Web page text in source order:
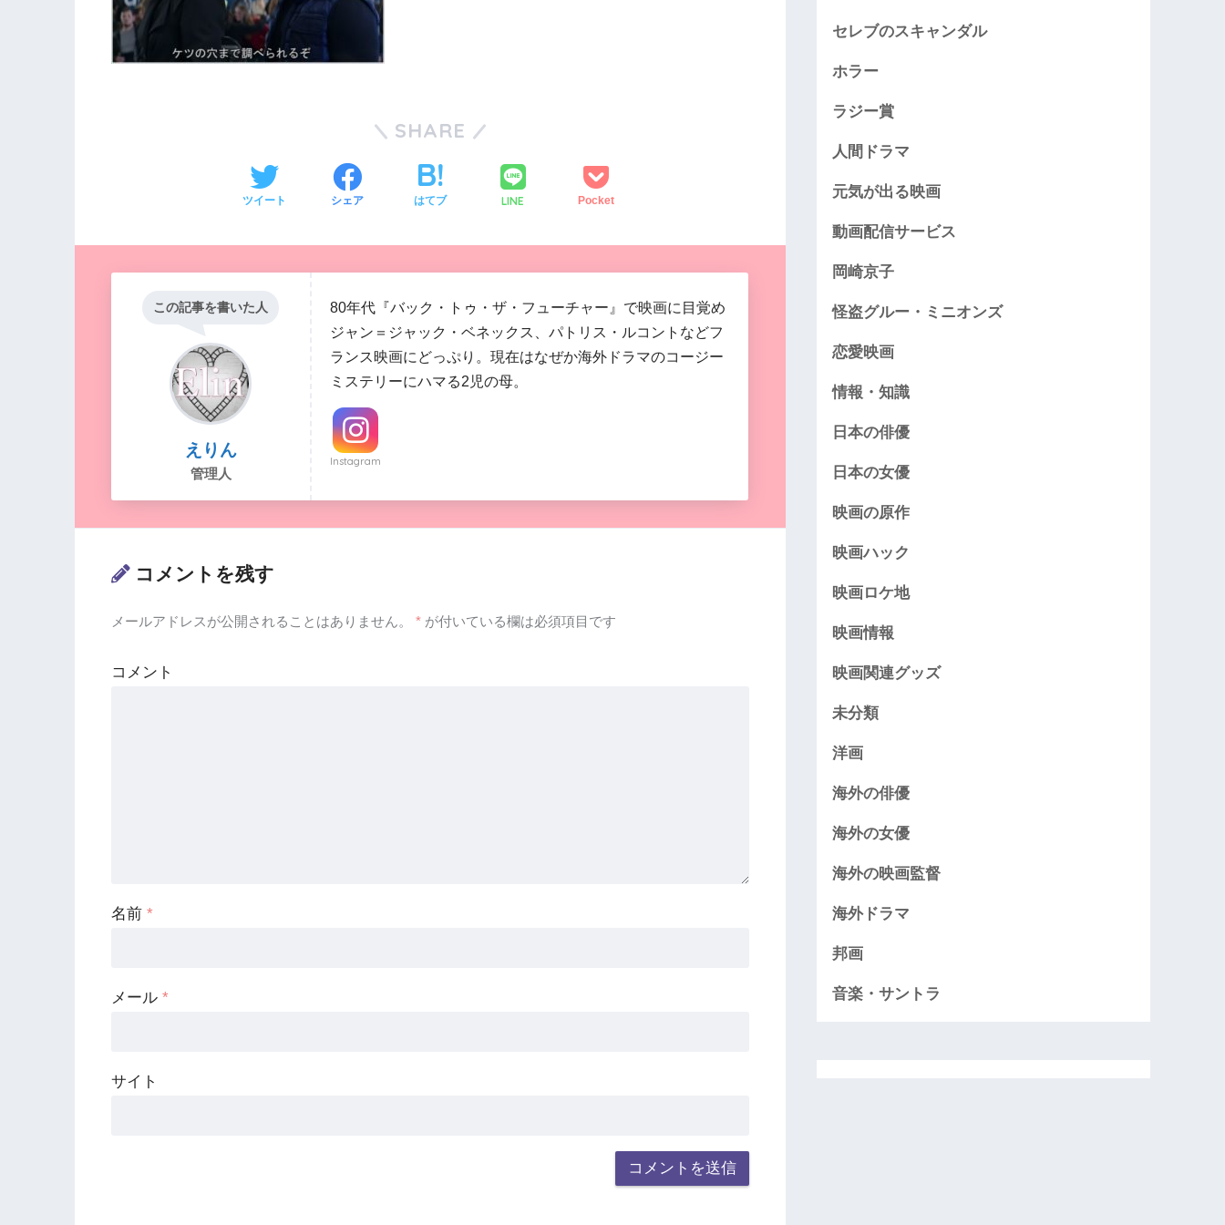
SHARE
ツイート シェア はてブ LINE Pocket
この記事を書いた人
えりん
管理人
80年代『バック・トゥ・ザ・フューチャー』で映画に目覚め
ジャン＝ジャック・ベネックス、パトリス・ルコントなどフ
ランス映画にどっぷり。現在はなぜか海外ドラマのコージー
ミステリーにハマる2児の母。
Instagram
コメントを残す
メールアドレスが公開されることはありません。 * が付いている欄は必須項目です
コメント
名前 *
メール *
サイト
セレブのスキャンダル
ホラー
ラジー賞
人間ドラマ
元気が出る映画
動画配信サービス
岡崎京子
怪盗グルー・ミニオンズ
恋愛映画
情報・知識
日本の俳優
日本の女優
映画の原作
映画ハック
映画ロケ地
映画情報
映画関連グッズ
未分類
洋画
海外の俳優
海外の女優
海外の映画監督
海外ドラマ
邦画
音楽・サントラ